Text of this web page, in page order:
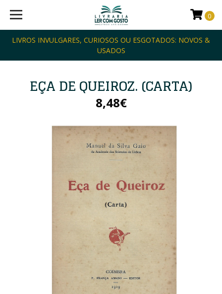
LIVROS INVULGARES, CURIOSOS OU ESGOTADOS: NOVOS &
USADOS
0
EÇA DE QUEIROZ. (CARTA)
8,48€